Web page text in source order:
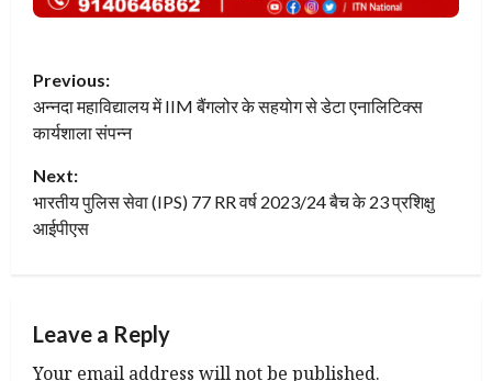
P
o
s
t
v
Previous:
अन्नदा महाविद्यालय में IIM बैंगलोर के सहयोग से डेटा एनालिटिक्स
कार्यशाला संपन्न
Next:
भारतीय पुलिस सेवा (IPS) 77 RR वर्ष 2023/24 बैच के 23 प्रशिक्षु
आईपीएस
Leave a Reply
Your email address will not be published.